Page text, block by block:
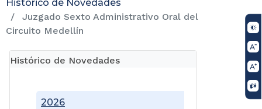
Histórico de Novedades
Juzgado Sexto Administrativo Oral del
Circuito Medellín
Histórico de Novedades
2026